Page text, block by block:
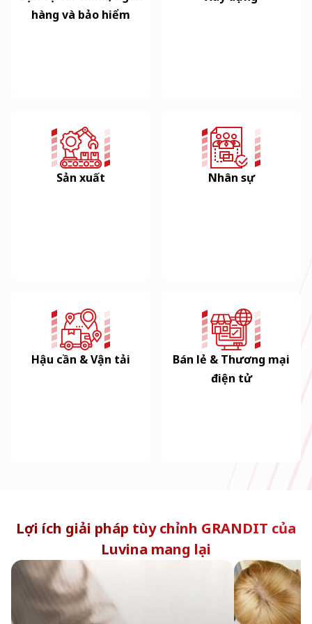
hàng và bảo hiểm
Sản xuất Nhân sự
Hậu cần & Vận tải
Bán lẻ & Thương mại
điện tử
Lợi ích giải pháp tùy chỉnh GRANDIT của
Luvina mang lại